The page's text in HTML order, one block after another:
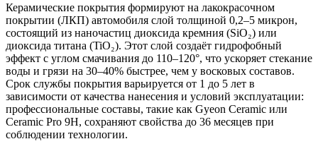
Керамические покрытия формируют на лакокрасочном
покрытии (ЛКП) автомобиля слой толщиной 0,2–5 микрон,
состоящий из наночастиц диоксида кремния (SiO₂) или
диоксида титана (TiO₂). Этот слой создаёт гидрофобный
эффект с углом смачивания до 110–120°, что ускоряет стекание
воды и грязи на 30–40% быстрее, чем у восковых составов.
Срок службы покрытия варьируется от 1 до 5 лет в
зависимости от качества нанесения и условий эксплуатации:
профессиональные составы, такие как Gyeon Ceramic или
Ceramic Pro 9H, сохраняют свойства до 36 месяцев при
соблюдении технологии.